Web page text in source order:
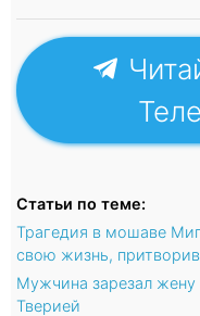
Статьи по теме:
Трагедия в мошаве
свою жизнь,
Мужчина зарезал
Тверией